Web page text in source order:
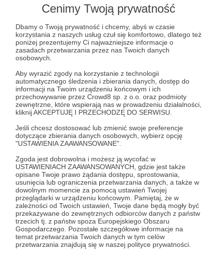
Cenimy Twoją prywatność
Dbamy o Twoją prywatność i chcemy, abyś w czasie
korzystania z naszych usług czuł się komfortowo, dlatego też
poniżej prezentujemy Ci najważniejsze informacje o
zasadach przetwarzania przez nas Twoich danych
osobowych.
Aby wyrazić zgody na korzystanie z technologii
automatycznego śledzenia i zbierania danych, dostęp do
informacji na Twoim urządzeniu końcowym i ich
przechowywanie przez Crowd8 sp. z o.o. oraz podmioty
zewnętrzne, które wspierają nas w prowadzeniu działalności,
kliknij AKCEPTUJĘ I PRZECHODZĘ DO SERWISU.
Jeśli chcesz dostosować lub zmienić swoje preferencje
dotyczące zbierania danych osobowych, wybierz opcję
"USTAWIENIA ZAAWANSOWANE".
Zgoda jest dobrowolna i możesz ją wycofać w
USTAWIENIACH ZAAWANSOWANYCH, gdzie jest także
opisane Twoje prawo żądania dostępu, sprostowania,
usunięcia lub ograniczenia przetwarzania danych, a także w
dowolnym momencie za pomocą ustawień Twojej
przeglądarki w urządzeniu końcowym. Pamiętaj, że w
zależności od Twoich ustawień, Twoje dane będą mogły być
przekazywane do zewnętrznych odbiorców danych z państw
trzecich tj. z państw spoza Europejskiego Obszaru
Gospodarczego. Pozostałe szczegółowe informacje na
temat przetwarzania Twoich danych w tym celów
przetwarzania znajdują się w naszej polityce prywatności.
25 zł to dla nas już naprawdę realnie dużo. Te
wpłaty pozwolą nam działać ze spokojem i
nagrywać może nawet w innych terminach niż
piątek wieczorem lub sobota rano :) dzięki, że
doceniacie naszą pracę!
Patroni: 11
50 zł miesięcznie
Waszym partnerem w tym co robicie i mieć swój
udział w upowszechnianiu wiedzy o DBT w Polsce.
Jadę z Wami!". Wszystkich którzy chcą i mogą
pozwolić sobie na taki współudział zapraszamy na
pokład! Zostaw nam swój adres
korespondencyjny, a w podziękowaniu za Twój
wkład w nasz podcast prześlemy Ci autobiografię
Marshy Linehan z dedykacją i podpisami całego